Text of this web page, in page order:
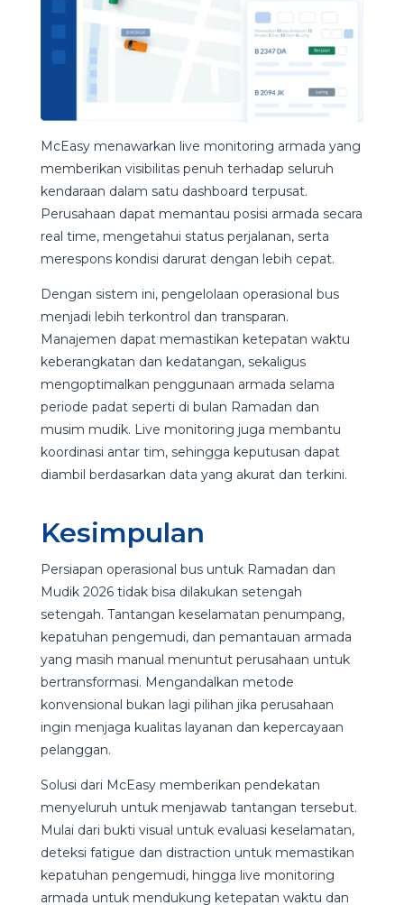
McEasy menawarkan live monitoring armada yang
memberikan visibilitas penuh terhadap seluruh
kendaraan dalam satu dashboard terpusat.
Perusahaan dapat memantau posisi armada secara
real time, mengetahui status perjalanan, serta
merespons kondisi darurat dengan lebih cepat.
Dengan sistem ini, pengelolaan operasional bus
menjadi lebih terkontrol dan transparan.
Manajemen dapat memastikan ketepatan waktu
keberangkatan dan kedatangan, sekaligus
mengoptimalkan penggunaan armada selama
periode padat seperti di bulan Ramadan dan
musim mudik. Live monitoring juga membantu
koordinasi antar tim, sehingga keputusan dapat
diambil berdasarkan data yang akurat dan terkini.
Kesimpulan
Persiapan operasional bus untuk Ramadan dan
Mudik 2026 tidak bisa dilakukan setengah
setengah. Tantangan keselamatan penumpang,
kepatuhan pengemudi, dan pemantauan armada
yang masih manual menuntut perusahaan untuk
bertransformasi. Mengandalkan metode
konvensional bukan lagi pilihan jika perusahaan
ingin menjaga kualitas layanan dan kepercayaan
pelanggan.
Solusi dari McEasy memberikan pendekatan
menyeluruh untuk menjawab tantangan tersebut.
Mulai dari bukti visual untuk evaluasi keselamatan,
deteksi fatigue dan distraction untuk memastikan
kepatuhan pengemudi, hingga live monitoring
armada untuk mendukung ketepatan waktu dan